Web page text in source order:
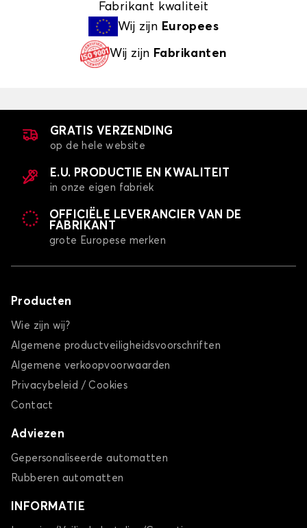
Fabrikant kwaliteit
Wij zijn Europees
Wij zijn Fabrikanten
GRATIS VERZENDING
op de hele website
E.U. PRODUCTIE EN KWALITEIT
in onze eigen fabriek
OFFICIËLE LEVERANCIER VAN DE
FABRIKANT
grote Europese merken
Producten
Wie zijn wij?
Algemene productveiligheidsvoorschriften
Algemene verkoopvoorwaarden
Privacybeleid / Cookies
Contact
Adviezen
Gepersonaliseerde automatten
Rubberen automatten
INFORMATIE